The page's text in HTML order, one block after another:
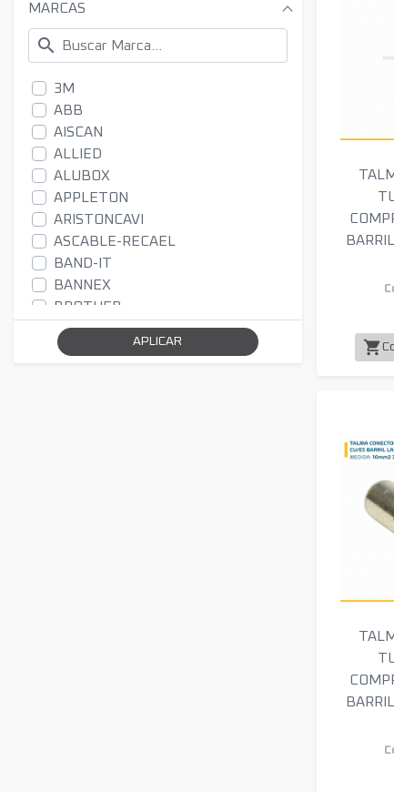
MARCAS
search
3M
ABB
AISCAN
ALLIED
ALUBOX
APPLETON
ARISTONCAVI
ASCABLE-RECAEL
BAND-IT
BANNEX
BROTHER
BURNDY
BYZ
APLICAR shopping_cart